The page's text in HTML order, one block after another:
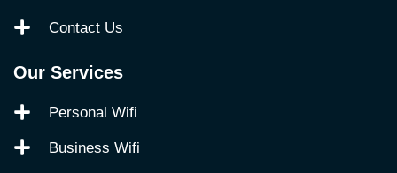
Contact Us
Our Services
Personal Wifi
Business Wifi